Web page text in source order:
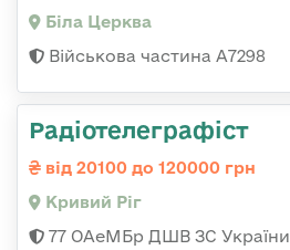
Біла Церква
Військова частина А7298
Радіотелеграфіст
від 20100 до 120000 грн
Кривий Ріг
77 ОАеМБр ДШВ ЗС України